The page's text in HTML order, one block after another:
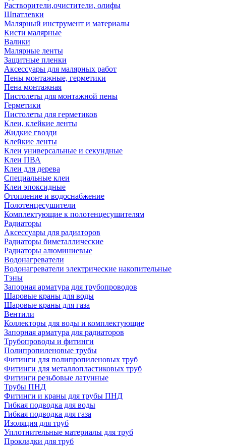
Растворители,очистители, олифы
Шпатлевки
Малярный инструмент и материалы
Кисти малярные
Валики
Малярные ленты
Защитные пленки
Аксессуары для малярных работ
Пены монтажные, герметики
Пена монтажная
Пистолеты для монтажной пены
Герметики
Пистолеты для герметиков
Клеи, клейкие ленты
Жидкие гвозди
Клейкие ленты
Клеи универсальные и секундные
Клеи ПВА
Клеи для дерева
Специальные клеи
Клеи эпоксидные
Отопление и водоснабжение
Полотенцесушители
Комплектующие к полотенцесушителям
Радиаторы
Аксессуары для радиаторов
Радиаторы биметаллические
Радиаторы алюминиевые
Водонагреватели
Водонагреватели электрические накопительные
Тэны
Запорная арматура для трубопроводов
Шаровые краны для воды
Шаровые краны для газа
Вентили
Коллекторы для воды и комплектующие
Запорная арматура для радиаторов
Трубопроводы и фитинги
Полипропиленовые трубы
Фитинги для полипропиленовых труб
Фитинги для металлопластиковых труб
Фитинги резьбовые латунные
Трубы ПНД
Фитинги и краны для трубы ПНД
Гибкая подводка для воды
Гибкая подводка для газа
Изоляция для труб
Уплотнительные материалы для труб
Прокладки для труб